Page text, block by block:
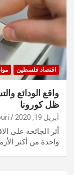
اقتصاد فلسطين
واقع الودائع
ظل كورونا
أبريل 19, 2020
أثر الجائحة على
واحدة من أكثر